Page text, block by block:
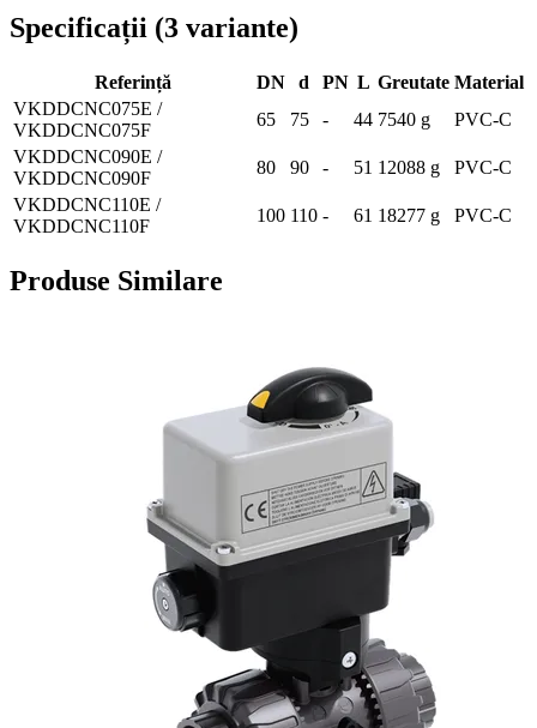
Specificații (3 variante)
Referință DN d PN L Greutate Material
VKDDCNC075E /
VKDDCNC075F
65 75 - 44 7540 g
PVC-C
VKDDCNC090E /
VKDDCNC090F
80 90 - 51 12088 g
PVC-C
VKDDCNC110E /
VKDDCNC110F
100 110 - 61 18277 g PVC-C
Produse Similare